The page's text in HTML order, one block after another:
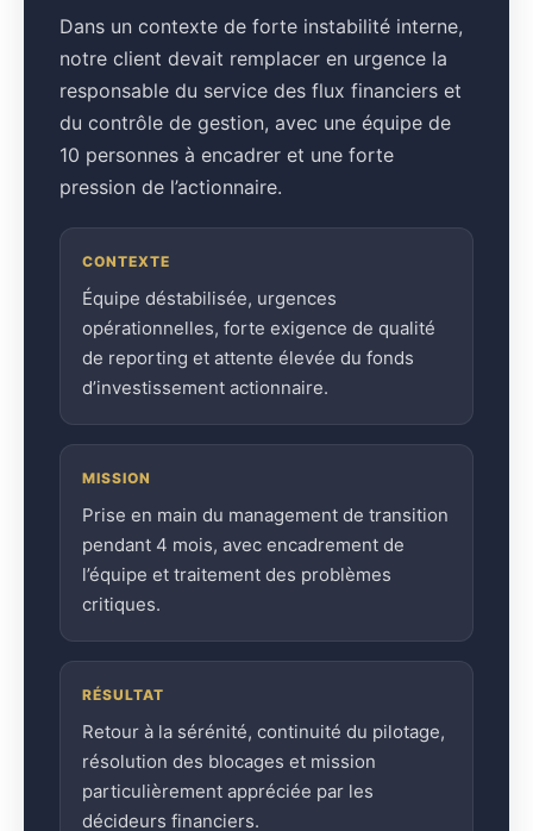
Dans un contexte de forte instabilité interne,
notre client devait remplacer en urgence la
responsable du service des flux financiers et
du contrôle de gestion, avec une équipe de
10 personnes à encadrer et une forte
pression de l’actionnaire.
CONTEXTE
Équipe déstabilisée, urgences
opérationnelles, forte exigence de qualité
de reporting et attente élevée du fonds
d’investissement actionnaire.
MISSION
Prise en main du management de transition
pendant 4 mois, avec encadrement de
l’équipe et traitement des problèmes
critiques.
RÉSULTAT
Retour à la sérénité, continuité du pilotage,
résolution des blocages et mission
particulièrement appréciée par les
décideurs financiers.